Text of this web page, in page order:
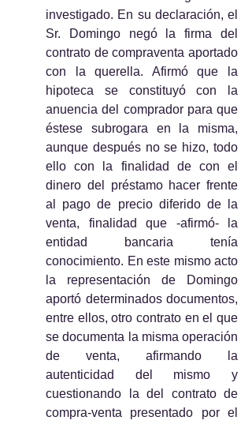
investigado. En su declaración, el
Sr. Domingo negó la firma del
contrato de compraventa aportado
con la querella. Afirmó que la
hipoteca se constituyó con la
anuencia del comprador para que
éstese subrogara en la misma,
aunque después no se hizo, todo
ello con la finalidad de con el
dinero del préstamo hacer frente
al pago de precio diferido de la
venta, finalidad que -afirmó- la
entidad bancaria tenía
conocimiento. En este mismo acto
la representación de Domingo
aportó determinados documentos,
entre ellos, otro contrato en el que
se documenta la misma operación
de venta, afirmando la
autenticidad del mismo y
cuestionando la del contrato de
compra-venta presentado por el